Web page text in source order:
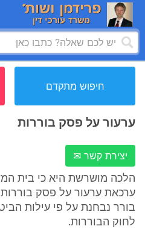
חיפוש מתקדם
ערעור על פסק בוררות
יצירת קשר ✉
הלכה מושרשת היא כי בית
ערכאת ערעור על פסק
לחוק הבוררות.